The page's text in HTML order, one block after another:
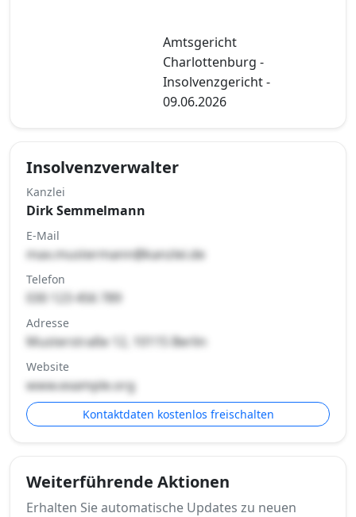
Amtsgericht
Charlottenburg -
Insolvenzgericht -
09.06.2026
Insolvenzverwalter
Kanzlei
Dirk Semmelmann
E-Mail
max.mustermann@kanzlei.de
Telefon
030 123 456 789
Adresse
Musterstraße 12, 10115 Berlin
Website
www.example.org
Kontaktdaten kostenlos freischalten
Weiterführende Aktionen
Erhalten Sie automatische Updates zu neuen